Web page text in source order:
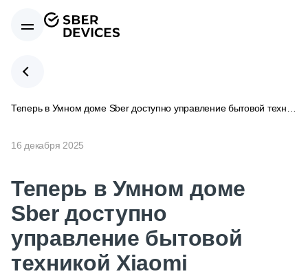
16 декабря 2025
Теперь в Умном доме
Sber доступно
управление бытовой
техникой Xiaomi